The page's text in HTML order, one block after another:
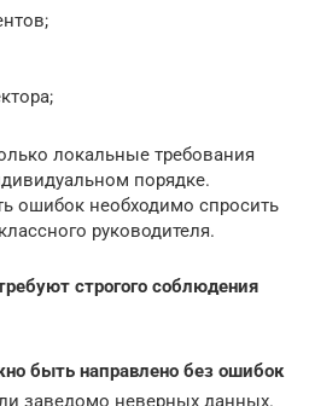
локальные требования
порядке.
ошибок необходимо спросить
руководителя.
строгого соблюдения
быть направлено без ошибок
заведомо неверных данных.